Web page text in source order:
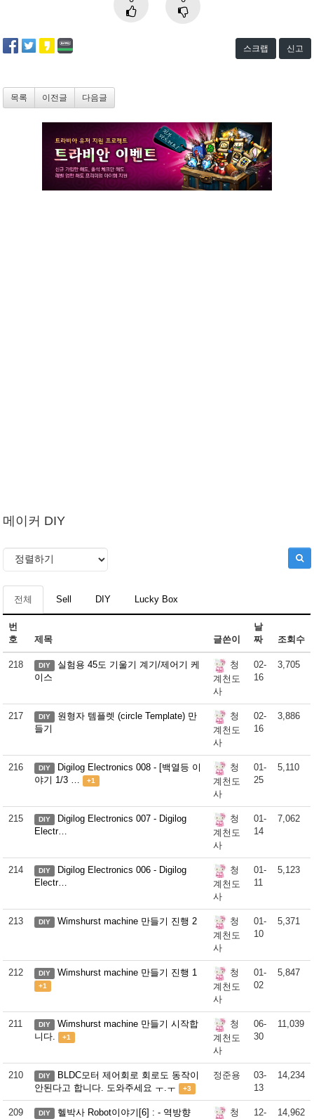
스크랩 신고
목록 이전글 다음글
메이커 DIY
전체 Sell DIY Lucky Box
번
호
제목 글쓴이
날
짜
조회수
218 DIY
실험용 45도 기울기 계기/제어기 케
이스
청
계천도
사
02-
16
3,705
217 DIY
원형자 템플렛 (circle Template) 만
들기
청
계천도
사
02-
16
3,886
216 DIY
Digilog Electronics 008 - [백열등 이
야기 1/3 …
+1
청
계천도
사
01-
25
5,110
215 DIY
Digilog Electronics 007 - Digilog
Electr…
청
계천도
사
01-
14
7,062
214 DIY
Digilog Electronics 006 - Digilog
Electr…
청
계천도
사
01-
11
5,123
213 DIY Wimshurst machine 만들기 진행 2
청
계천도
사
01-
10
5,371
212 DIY Wimshurst machine 만들기 진행 1
+1
청
계천도
사
01-
02
5,847
211 DIY
Wimshurst machine 만들기 시작합
니다.
+1
청
계천도
사
06-
30
11,039
210 DIY
BLDC모터 제어회로 회로도 동작이
안된다고 합니다. 도와주세요 ㅜ.ㅜ
+3
정준용
03-
13
14,234
209 DIY
헬박사 Robot이야기[6] : - 역방향
청
12-
14,962